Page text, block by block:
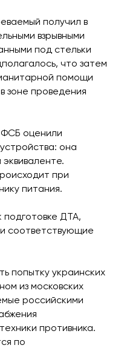
получил в
взрывными
под стельки
что затем
помощи
зоне проведения
ФСБ оценили
она
эквиваленте.
при
питания.
подготовке ДТА,
соответствующие
попытку украинских
из московских
российскими
противника.
по